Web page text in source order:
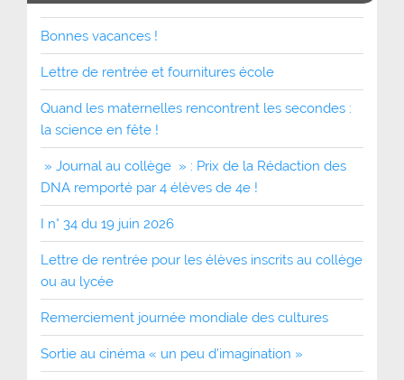
Bonnes vacances !
Lettre de rentrée et fournitures école
Quand les maternelles rencontrent les secondes :
la science en fête !
» Journal au collège » : Prix de la Rédaction des
DNA remporté par 4 élèves de 4e !
I n° 34 du 19 juin 2026
Lettre de rentrée pour les élèves inscrits au collège
ou au lycée
Remerciement journée mondiale des cultures
Sortie au cinéma « un peu d’imagination »